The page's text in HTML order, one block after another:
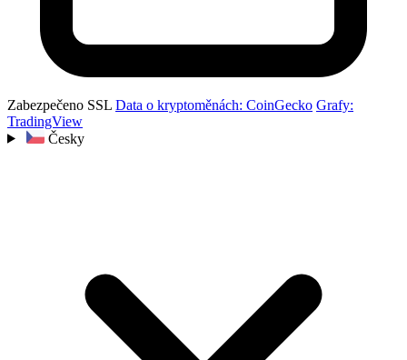
Zabezpečeno SSL Data o kryptoměnách: CoinGecko Grafy:
TradingView
Česky